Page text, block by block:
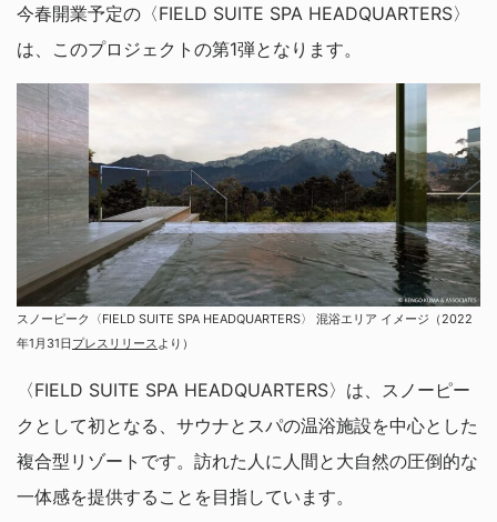
今春開業予定の〈FIELD SUITE SPA HEADQUARTERS〉
は、このプロジェクトの第1弾となります。
スノーピーク〈FIELD SUITE SPA HEADQUARTERS〉 混浴エリア イメージ（2022
年1月31日 プレスリリースより）
〈FIELD SUITE SPA HEADQUARTERS〉は、スノーピー
クとして初となる、サウナとスパの温浴施設を中心とした
複合型リゾートです。訪れた人に人間と大自然の圧倒的な
一体感を提供することを目指しています。